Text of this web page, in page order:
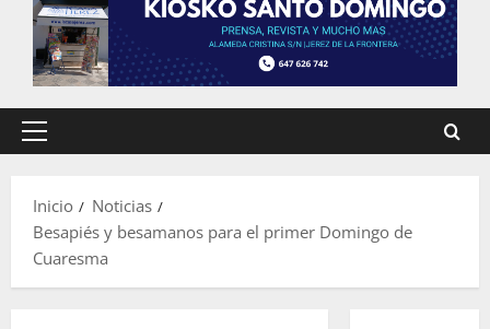
Menú
Inicio
Noticias
Besapiés y besamanos para el primer Domingo de
Cuaresma